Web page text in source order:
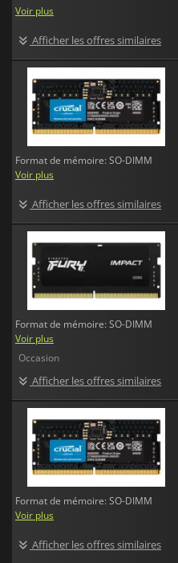
Voir plus
Afficher les offres similaires
Format de mémoire: SO-DIMM
Voir plus
Afficher les offres similaires
Format de mémoire: SO-DIMM
Voir plus
Occasion
Afficher les offres similaires
Format de mémoire: SO-DIMM
Voir plus
Afficher les offres similaires